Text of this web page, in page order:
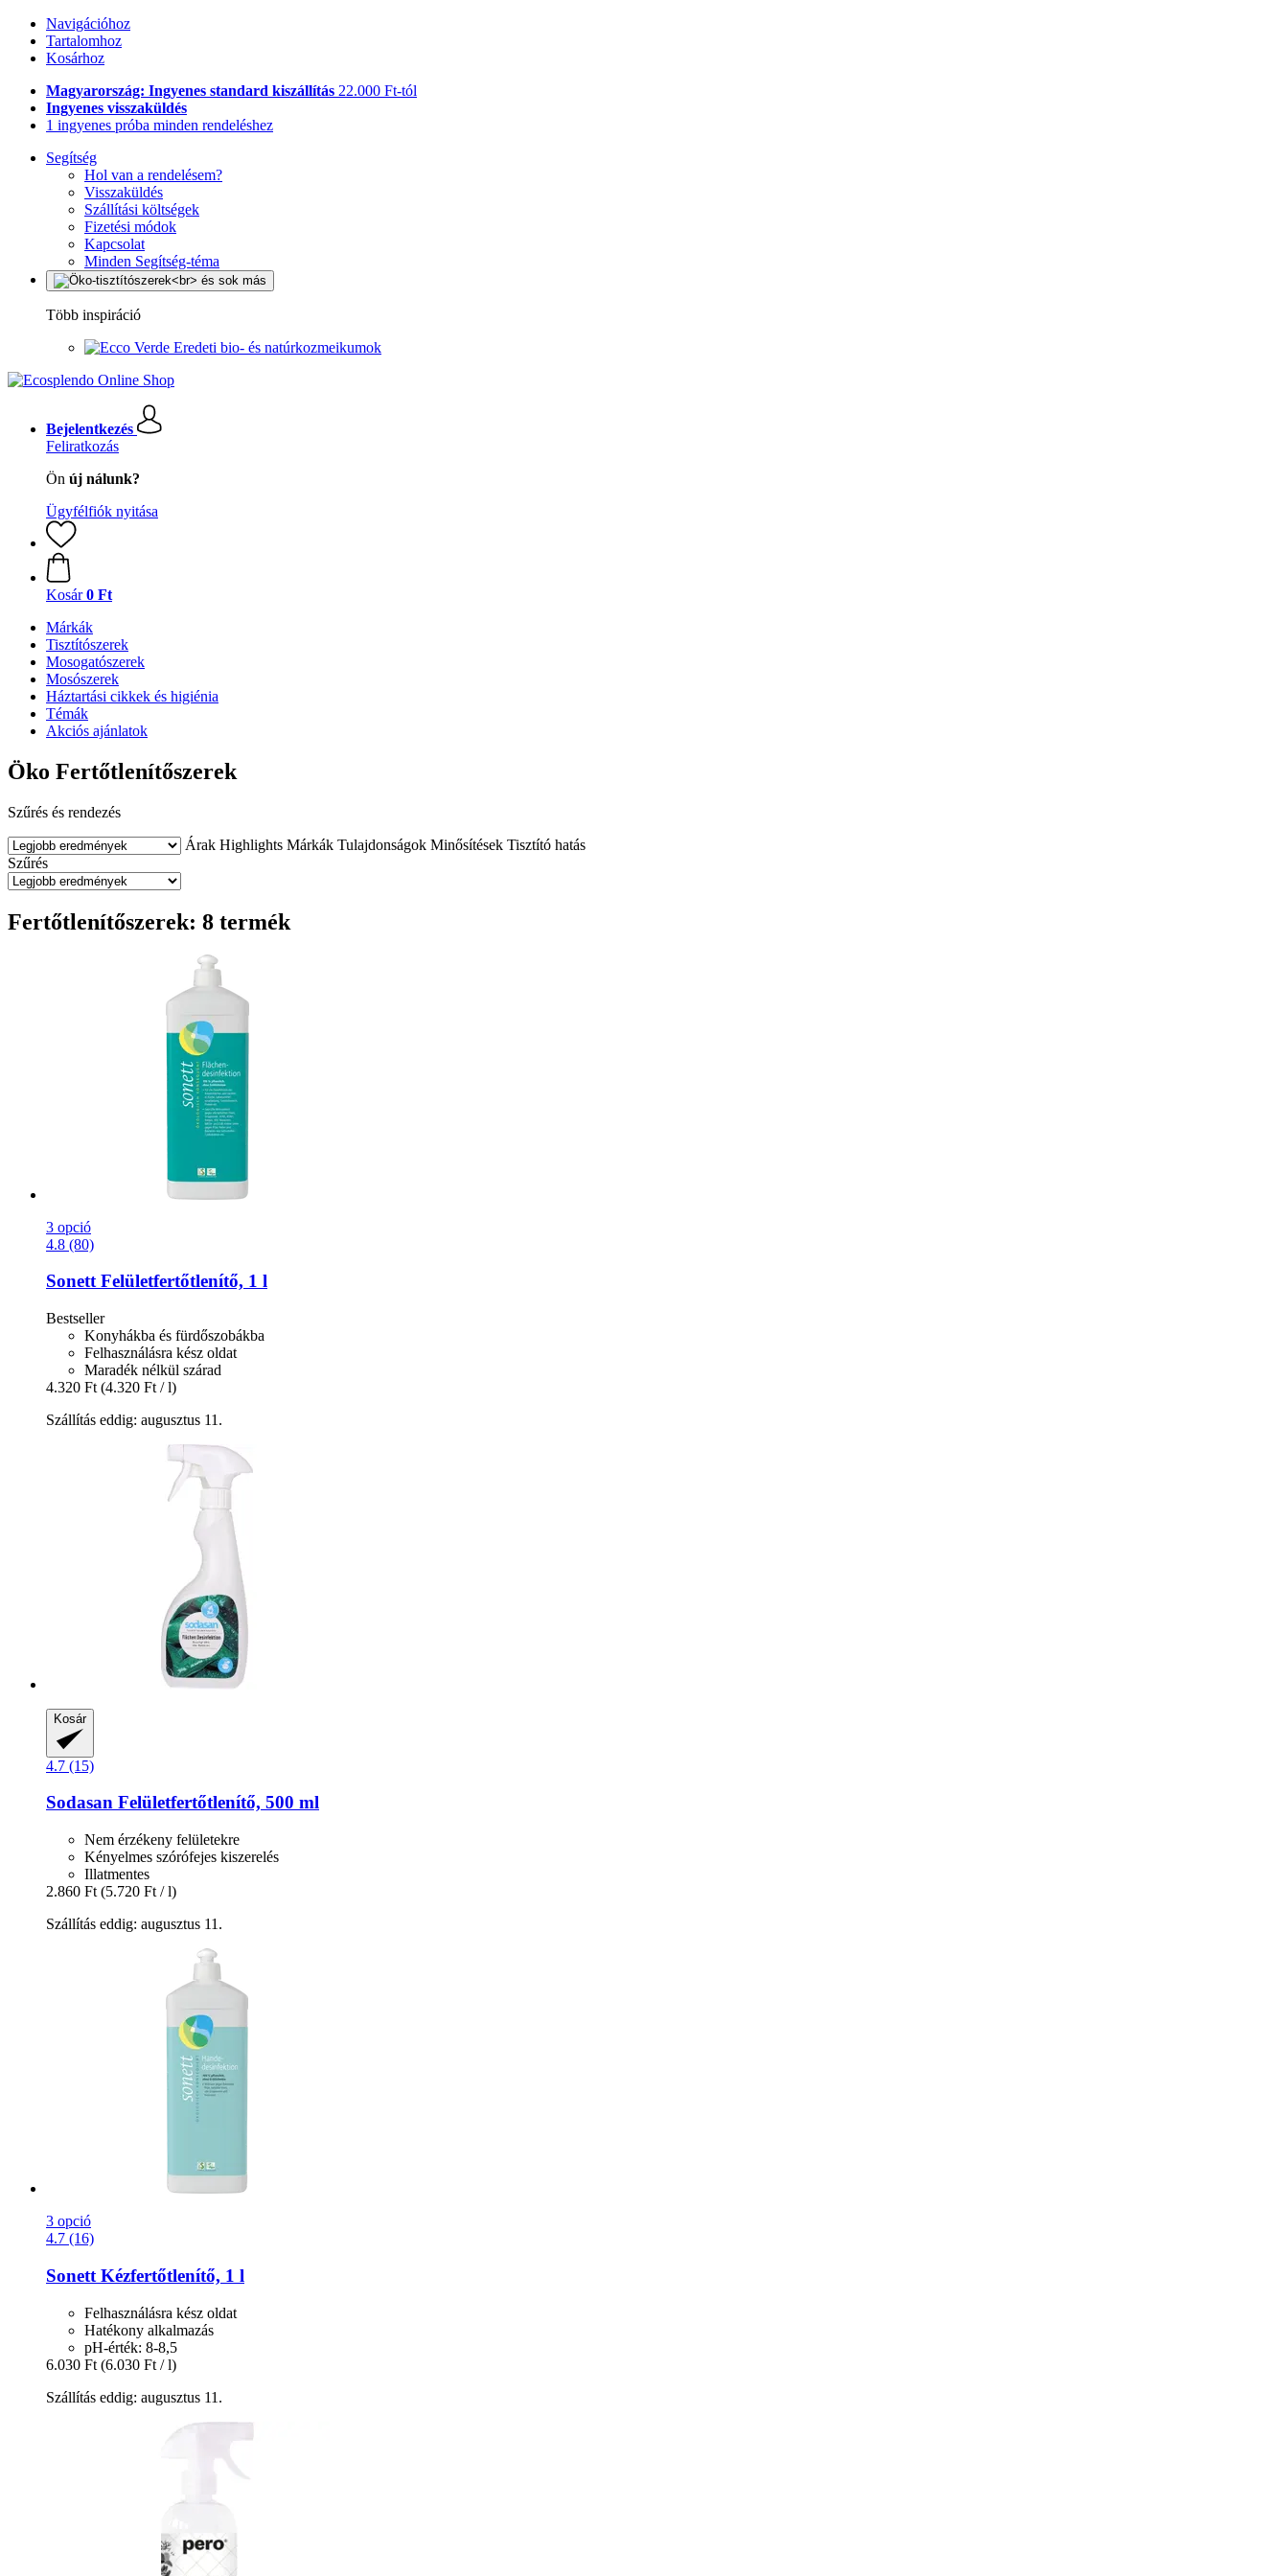
Navigációhoz
Tartalomhoz
Kosárhoz
Magyarország: Ingyenes standard kiszállítás 22.000 Ft-tól
Ingyenes visszaküldés
1 ingyenes próba minden rendeléshez
Segítség
Hol van a rendelésem?
Visszaküldés
Szállítási költségek
Fizetési módok
Kapcsolat
Minden Segítség-téma
Több inspiráció
Eredeti bio- és natúrkozmeikumok
Bejelentkezés
Feliratkozás
Ön új nálunk?
Ügyfélfiók nyitása
Kosár 0 Ft
Márkák
Tisztítószerek
Mosogatószerek
Mosószerek
Háztartási cikkek és higiénia
Témák
Akciós ajánlatok
Öko Fertőtlenítőszerek
Szűrés és rendezés
Árak Highlights Márkák Tulajdonságok Minősítések Tisztító hatás
Szűrés
Fertőtlenítőszerek: 8 termék
3 opció
4.8 (80)
SonettFelületfertőtlenítő, 1 l
Bestseller
Konyhákba és fürdőszobákba
Felhasználásra kész oldat
Maradék nélkül szárad
4.320 Ft (4.320 Ft / l)
Szállítás eddig: augusztus 11.
Kosár
4.7 (15)
Sodasan Felületfertőtlenítő, 500 ml
Nem érzékeny felületekre
Kényelmes szórófejes kiszerelés
Illatmentes
2.860 Ft (5.720 Ft / l)
Szállítás eddig: augusztus 11.
3 opció
4.7 (16)
Sonett Kézfertőtlenítő, 1 l
Felhasználásra kész oldat
Hatékony alkalmazás
pH-érték: 8-8,5
6.030 Ft (6.030 Ft / l)
Szállítás eddig: augusztus 11.